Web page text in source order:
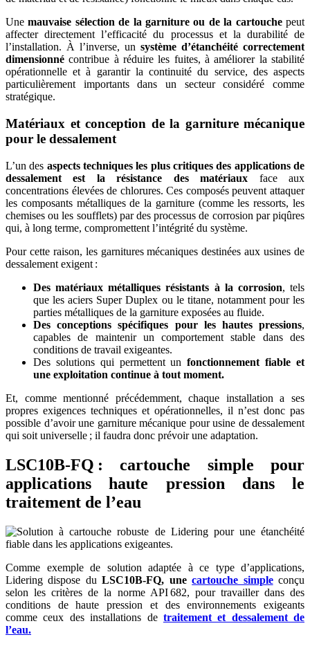
Unemauvaise sélection de la garniture ou de la cartouchepeut
affecter directement l’efficacité du processus et la durabilité de
l’installation. À l’inverse, un système d’étanchéité correctement
dimensionné contribue à réduire les fuites, à améliorer la stabilité
opérationnelle et à garantir la continuité du service, des aspects
particulièrement importants dans un secteur considéré comme
stratégique.
Matériaux et conception de la garniture mécanique
pour le dessalement
L’un des aspects techniques les plus critiques des applications de
dessalement est la résistance des matériaux face aux
concentrations élevées de chlorures. Ces composés peuvent attaquer
les composants métalliques de la garniture (comme les ressorts, les
chemises ou les soufflets) par des processus de corrosion par piqûres
qui, à long terme, compromettent l’intégrité du système.
Pour cette raison, les garnitures mécaniques destinées aux usines de
dessalement exigent :
Des matériaux métalliques résistants à la corrosion, tels
que les aciers Super Duplex ou le titane, notamment pour les
parties métalliques de la garniture exposées au fluide.
Des conceptions spécifiques pour les hautes pressions,
capables de maintenir un comportement stable dans des
conditions de travail exigeantes.
Des solutions qui permettent unfonctionnement fiable et
une exploitation continue à tout moment.
Et, comme mentionné précédemment, chaque installation a ses
propres exigences techniques et opérationnelles, il n’est donc pas
possible d’avoir une garniture mécanique pour usine de dessalement
qui soit universelle ; il faudra donc prévoir une adaptation.
LSC10B-FQ : cartouche simple pour
applications haute pression dans le
traitement de l’eau
Comme exemple de solution adaptée à ce type d’applications,
Lidering dispose duLSC10B-FQ, unecartouche simple conçu
selon les critères de la norme API 682, pour travailler dans des
conditions de haute pression et des environnements exigeants
comme ceux des installations de traitement et dessalement de
l’eau.